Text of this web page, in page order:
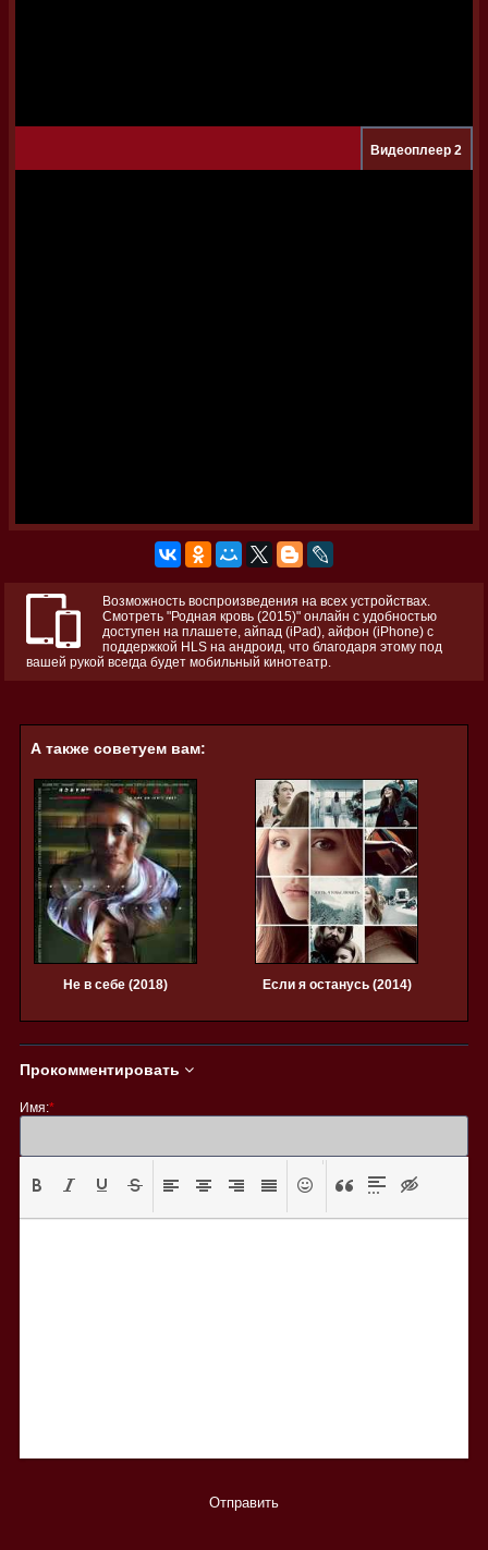
Видеоплеер 2
Возможность воспроизведения на всех устройствах.
Смотреть "Родная кровь (2015)" онлайн с удобностью
доступен на плашете, айпад (iPad), айфон (iPhone) с
поддержкой HLS на андроид, что благодаря этому под
вашей рукой всегда будет мобильный кинотеатр.
А также советуем вам:
Не в себе (2018) Если я останусь (2014)
Прокомментировать
Имя:*
Отправить